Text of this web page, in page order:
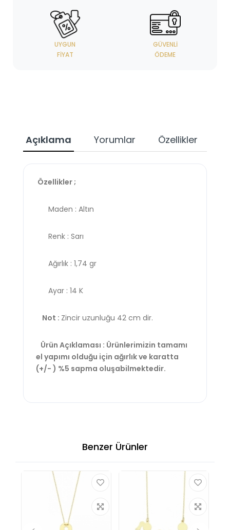
UYGUN
FIYAT
GÜVENLI
ÖDEME
Açıklama Yorumlar Özellikler
Özellikler ;
Maden : Altın
Renk : Sarı
Ağırlık : 1,74 gr
Ayar : 14 K
Not : Zincir uzunluğu 42 cm dir.
Ürün Açıklaması : Ürünlerimizin tamamı
el yapımı olduğu için ağırlık ve karatta
(+/- ) %5 sapma oluşabilmektedir.
Benzer Ürünler